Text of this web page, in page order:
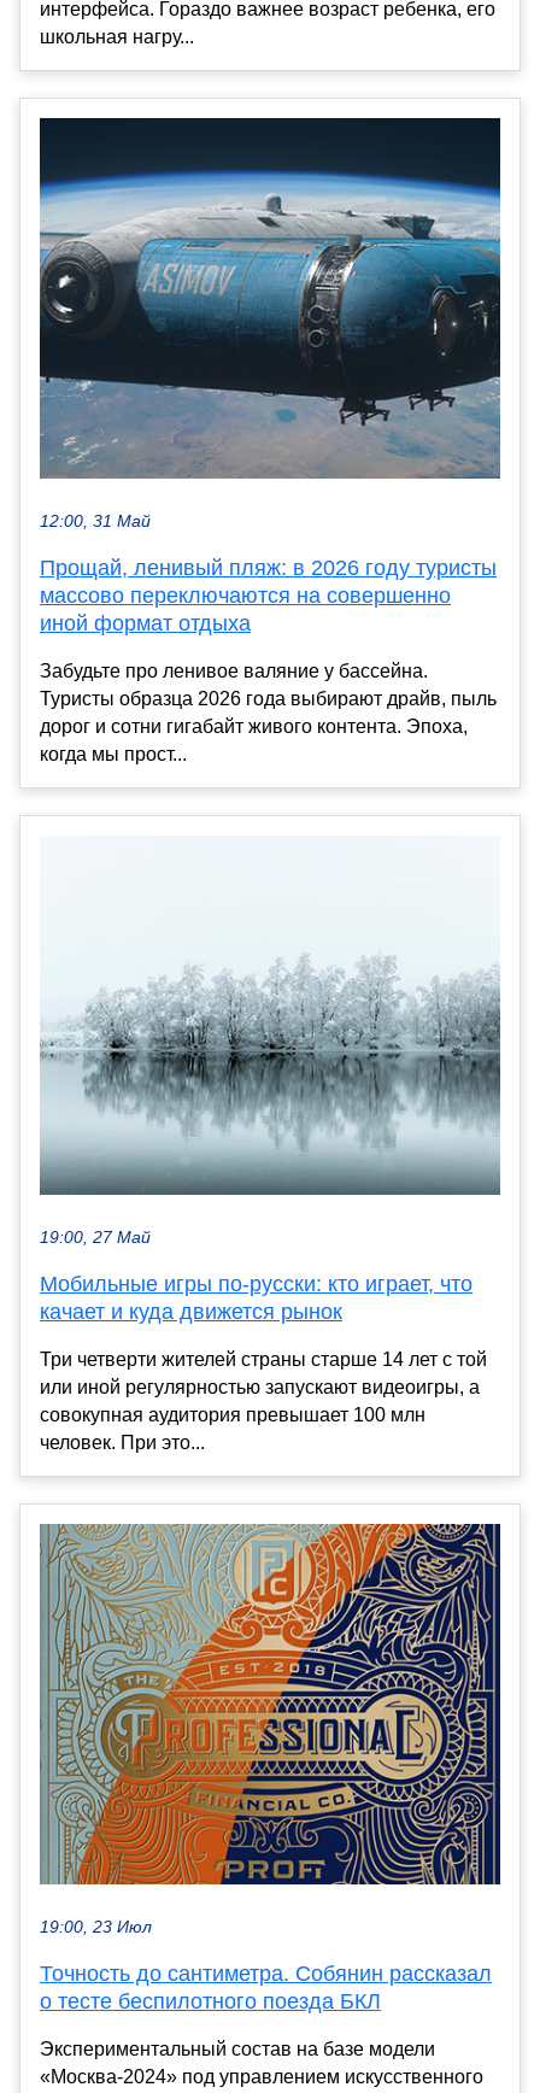
интерфейса. Гораздо важнее возраст ребенка, его
школьная нагру...
12:00, 31 Май
Прощай, ленивый пляж: в 2026 году туристы
массово переключаются на совершенно
иной формат отдыха
Забудьте про ленивое валяние у бассейна.
Туристы образца 2026 года выбирают драйв, пыль
дорог и сотни гигабайт живого контента. Эпоха,
когда мы прост...
19:00, 27 Май
Мобильные игры по-русски: кто играет, что
качает и куда движется рынок
Три четверти жителей страны старше 14 лет с той
или иной регулярностью запускают видеоигры, а
совокупная аудитория превышает 100 млн
человек. При это...
19:00, 23 Июл
Точность до сантиметра. Собянин рассказал
о тесте беспилотного поезда БКЛ
Экспериментальный состав на базе модели
«Москва-2024» под управлением искусственного